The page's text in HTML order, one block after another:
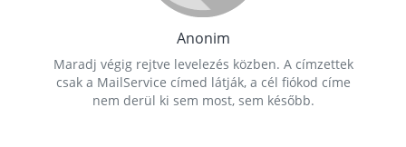
Anonim
Maradj végig rejtve levelezés közben. A címzettek
csak a MailService címed látják, a cél fiókod címe
nem derül ki sem most, sem később.